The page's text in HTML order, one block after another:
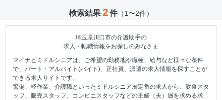
検索結果 2件（1〜2件）
埼玉県川口市の介護助手の
求人・転職情報をお探しのみなさま
マイナビミドルシニアは、ご希望の勤務地や職種、給与など様々な条件
で、パート・アルバイト(バイト)、正社員、派遣の求人情報を探すことが
できる求人サイトです。
警備、軽作業、介護職といったミドルシニア層定番の求人から、飲食スタ
ッフ、販売スタッフ、コンビニスタッフなどの主婦（夫）層を求める求